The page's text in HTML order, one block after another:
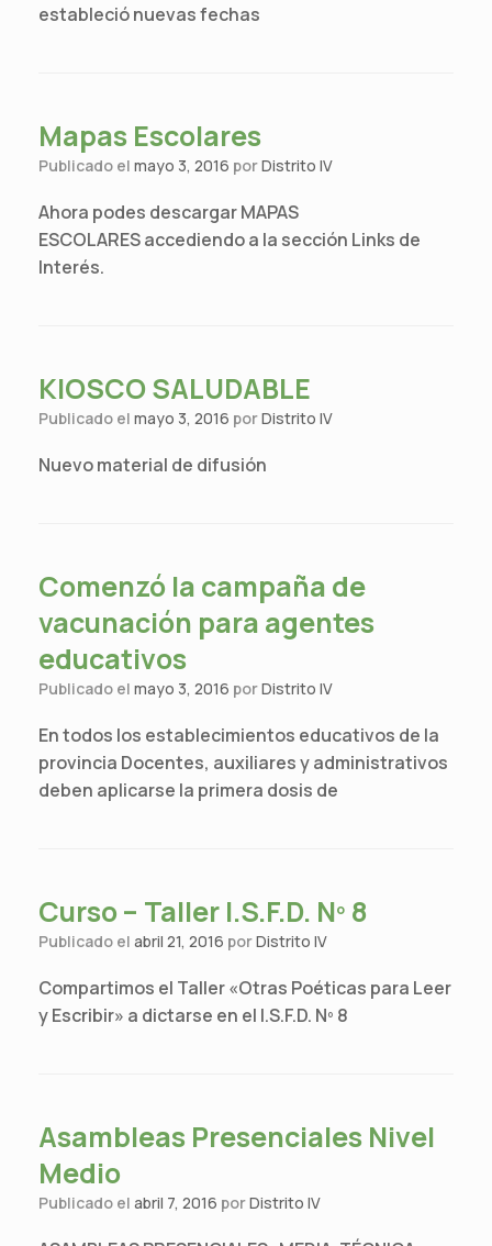
estableció nuevas fechas
Mapas Escolares
Publicado el mayo 3, 2016 porDistrito IV
Ahora podes descargar MAPAS
ESCOLARES accediendo a la sección Links de
Interés.
KIOSCO SALUDABLE
Publicado el mayo 3, 2016 porDistrito IV
Nuevo material de difusión
Comenzó la campaña de
vacunación para agentes
educativos
Publicado el mayo 3, 2016 porDistrito IV
En todos los establecimientos educativos de la
provincia Docentes, auxiliares y administrativos
deben aplicarse la primera dosis de
Curso – Taller I.S.F.D. Nº 8
Publicado el abril 21, 2016 porDistrito IV
Compartimos el Taller «Otras Poéticas para Leer
y Escribir» a dictarse en el I.S.F.D. Nº 8
Asambleas Presenciales Nivel
Medio
Publicado el abril 7, 2016 porDistrito IV